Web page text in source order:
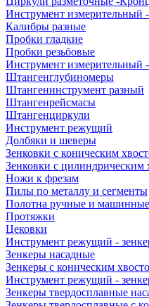
Инструмент измерительный
Калибры разные
Пробки гладкие
Пробки резьбовые
Инструмент измерительный
Штангенглубиномеры
Штангенинструмент разный
Штангенрейсмасы
Штангенциркули
Инструмент режущий
Долбяки и шеверы
Зенковки с коническим
Зенковки с цилиндрическим
Ножи к фрезам
Пилы по металлу и сегменты
Полотна ручные и машинные
Протяжки
Цековки
Инструмент режущий -
Зенкеры насадные
Зенкеры с коническим
Инструмент режущий -
Зенкеры твердосплавные